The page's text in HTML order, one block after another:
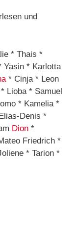
* Thais *
Yasin * Karlotta
* Cinja * Leon
Lioba * Samuel
* Kamelia *
Denis *
Dion *
Friedrich *
* Tarion *